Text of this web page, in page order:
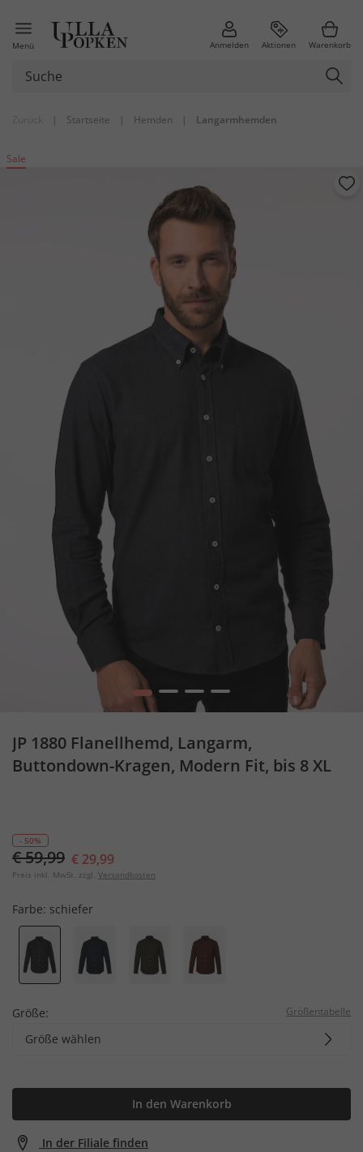
Menü Anmelden Aktionen Warenkorb
| Startseite | Hemden | Langarmhemden
Sale
1 2 3 4
JP 1880 Flanellhemd, Langarm,
Buttondown-Kragen, Modern Fit, bis 8 XL
- 50%
€ 59,99 € 29,99
Preis inkl. MwSt. zzgl. Versandkosten
Farbe: schiefer
Größe: Größentabelle
Größe wählen
In den Warenkorb
In der Filiale finden